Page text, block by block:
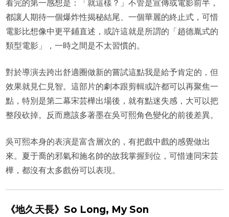
看完的第一感想是：「就這樣？」不管是宣傳或電影前半，
都讓人期待一個爆炸性揭秘結尾、一個華麗的終止式，可惜
電影比想像中更平鋪直述，或許這就是所謂的「趙德胤式的
類型電影」，一時之間是不太習慣的。
對於導演去跨出舒適圈做新的嘗試這點我是給予肯定的，但
效果就見仁見智。這部片的劇本跟剪輯或許都可以再聚焦一
點，特別是第二幕宋芸樺出場後，就有點迷失感，大可以把
整段砍掉。反而應該多著墨在吳可熙角色變化的前後差異。
吳可熙本身的表演是富含層次的，有把戲中戲的感覺做出
來。夏于喬的邪氣和施名帥的故我掌握到位，可惜連同宋芸
樺，都沒有太多戲份可以表現。
《地久天長》So Long, My Son